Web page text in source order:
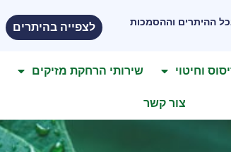
ההיתרים וההסמכות לצפייה בהיתרים
וחיטוי שירותי הרחקת מזיקים
צור קשר